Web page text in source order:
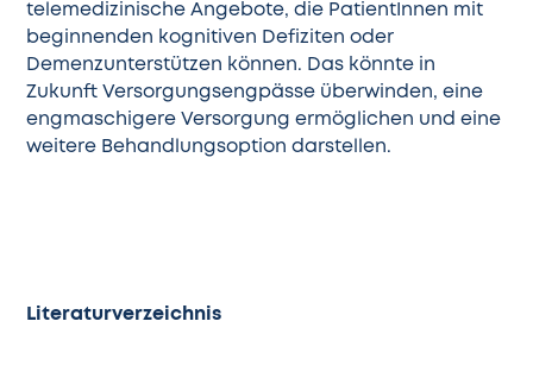
telemedizinische Angebote, die PatientInnen mit
beginnenden kognitiven Defiziten oder
Demenzunterstützen können. Das könnte in
Zukunft Versorgungsengpässe überwinden, eine
engmaschigere Versorgung ermöglichen und eine
weitere Behandlungsoption darstellen.
Literaturverzeichnis